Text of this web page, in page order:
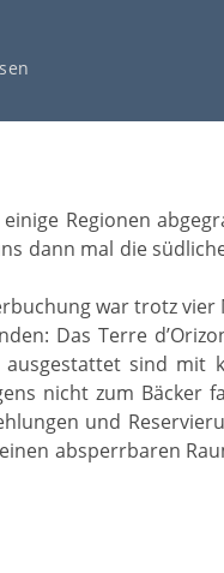
Regionen
dann mal die
war trotz
Das Terre
sind mit
nicht zum Bäcker
und
absperrbaren